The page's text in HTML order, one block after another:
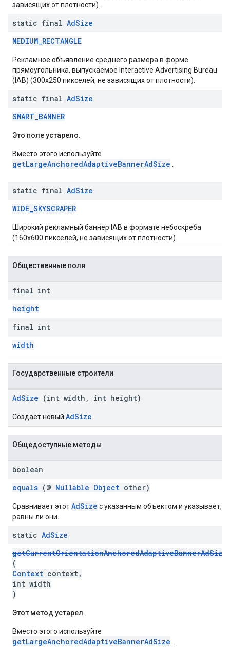
зависящих от плотности).
static final AdSize
MEDIUM_RECTANGLE
Рекламное объявление среднего размера в форме
прямоугольника, выпускаемое Interactive Advertising Bureau
(IAB) (300x250 пикселей, не зависящих от плотности).
static final AdSize
SMART_BANNER
Это поле устарело.
Вместо этого используйте
getLargeAnchoredAdaptiveBannerAdSize
static final AdSize
WIDE_SKYSCRAPER
Широкий рекламный баннер IAB в формате небоскреба
(160x600 пикселей, не зависящих от плотности).
Общественные поля
final int
height
final int
width
Государственные строители
AdSize (int width, int height)
Создает новый AdSize
Общедоступные методы
boolean
equals (@ Nullable Object other)
Сравнивает этотAdSize с указанным объектом и указывает,
равны ли они.
static AdSize
getCurrentOrientationAnchoredAdaptiveBannerAdSize
(
Context context,
int width
)
Этот метод устарел.
Вместо этого используйте
getLargeAnchoredAdaptiveBannerAdSize